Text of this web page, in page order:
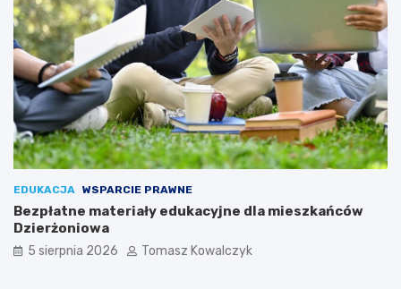
EDUKACJA WSPARCIE PRAWNE
Bezpłatne materiały edukacyjne dla mieszkańców
Dzierżoniowa
5 sierpnia 2026 Tomasz Kowalczyk